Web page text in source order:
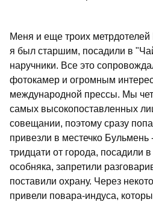
Меня и еще троих
я был старшим, посадили в
наручники. Все это
фотокамер и огромным
международной прессы. Мы
самых высокопоставленных
совещании, поэтому сразу
привезли в местечко Бульмень
тридцати от города, посадили
особняка, запретили
поставили охрану. Через
привели повара-индуса,